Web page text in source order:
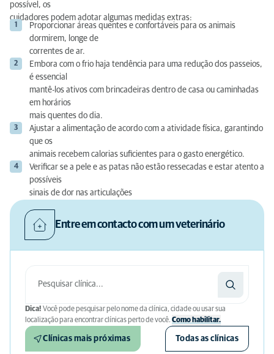
possível, os
cuidadores podem adotar algumas medidas extras:
Proporcionar áreas quentes e confortáveis para os animais
dormirem, longe de
correntes de ar.
Embora com o frio haja tendência para uma redução dos passeios,
é essencial
mantê-los ativos com brincadeiras dentro de casa ou caminhadas
em horários
mais quentes do dia.
Ajustar a alimentação de acordo com a atividade física, garantindo
que os
animais recebem calorias suficientes para o gasto energético.
Verificar se a pele e as patas não estão ressecadas e estar atento a
possíveis
sinais de dor nas articulações
Entre em contacto com um veterinário
Dica! Você pode pesquisar pelo nome da clínica, cidade ou usar sua
localização para encontrar clínicas perto de você. Como habilitar.
Clínicas mais próximas Todas as clínicas